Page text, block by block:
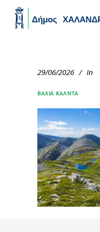
29/06/2026 In
ΒΑΛΙΑ ΚΑΛΝΤΑ